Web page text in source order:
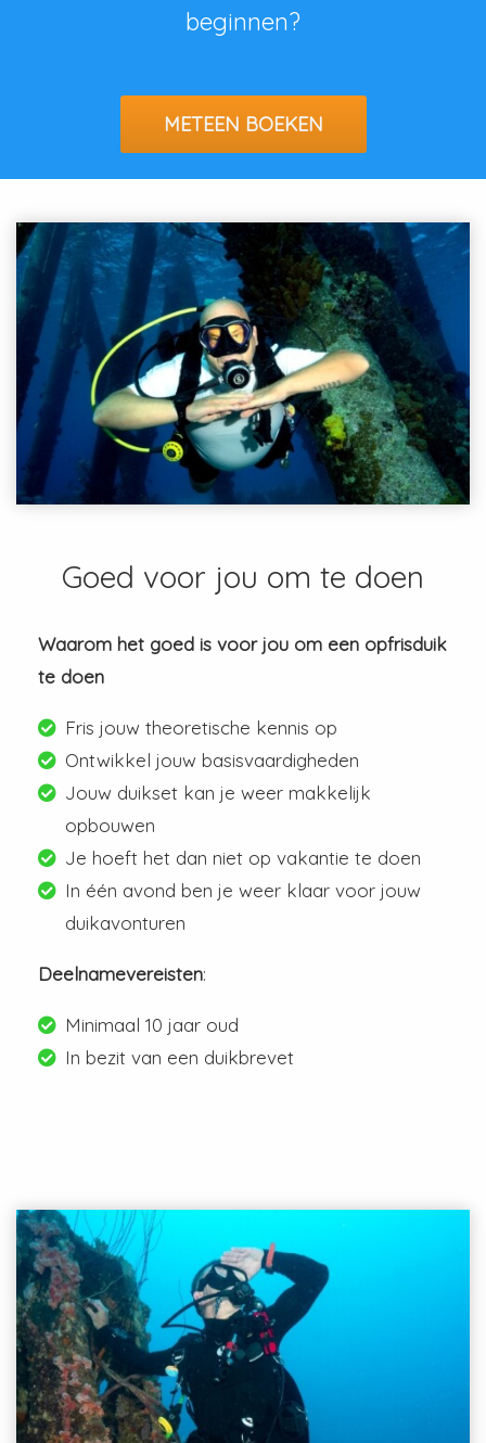
beginnen?
METEEN BOEKEN
Goed voor jou om te doen
Waarom het goed is voor jou om een opfrisduik
te doen
Fris jouw theoretische kennis op
Ontwikkel jouw basisvaardigheden
Jouw duikset kan je weer makkelijk
opbouwen
Je hoeft het dan niet op vakantie te doen
In één avond ben je weer klaar voor jouw
duikavonturen
Deelnamevereisten:
Minimaal 10 jaar oud
In bezit van een duikbrevet